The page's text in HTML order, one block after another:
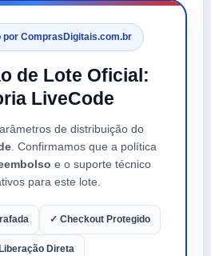
por ComprasDigitais.com.br
de Lote Oficial:
LiveCode
de distribuição do
. Confirmamos que a política
e o suporte técnico
para este lote.
✓ Checkout Protegido
Liberação Direta